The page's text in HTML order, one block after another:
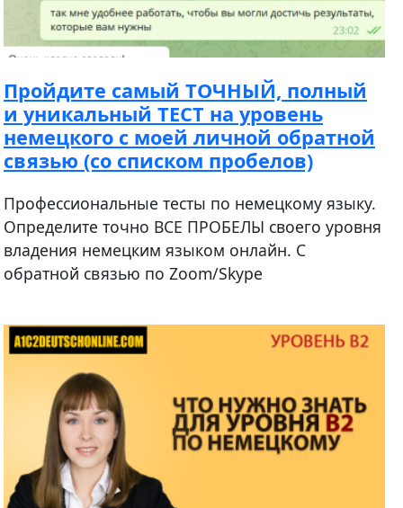
Пройдите самый ТОЧНЫЙ, полный
и уникальный ТЕСТ на уровень
немецкого с моей личной обратной
связью (со списком пробелов)
Профессиональные тесты по немецкому языку.
Определите точно ВСЕ ПРОБЕЛЫ своего уровня
владения немецким языком онлайн. С
обратной связью по Zoom/Skype